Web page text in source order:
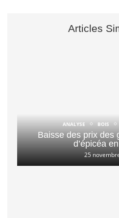
Articles
ANALYSE BOIS
Baisse des prix des
d’épicéa
25